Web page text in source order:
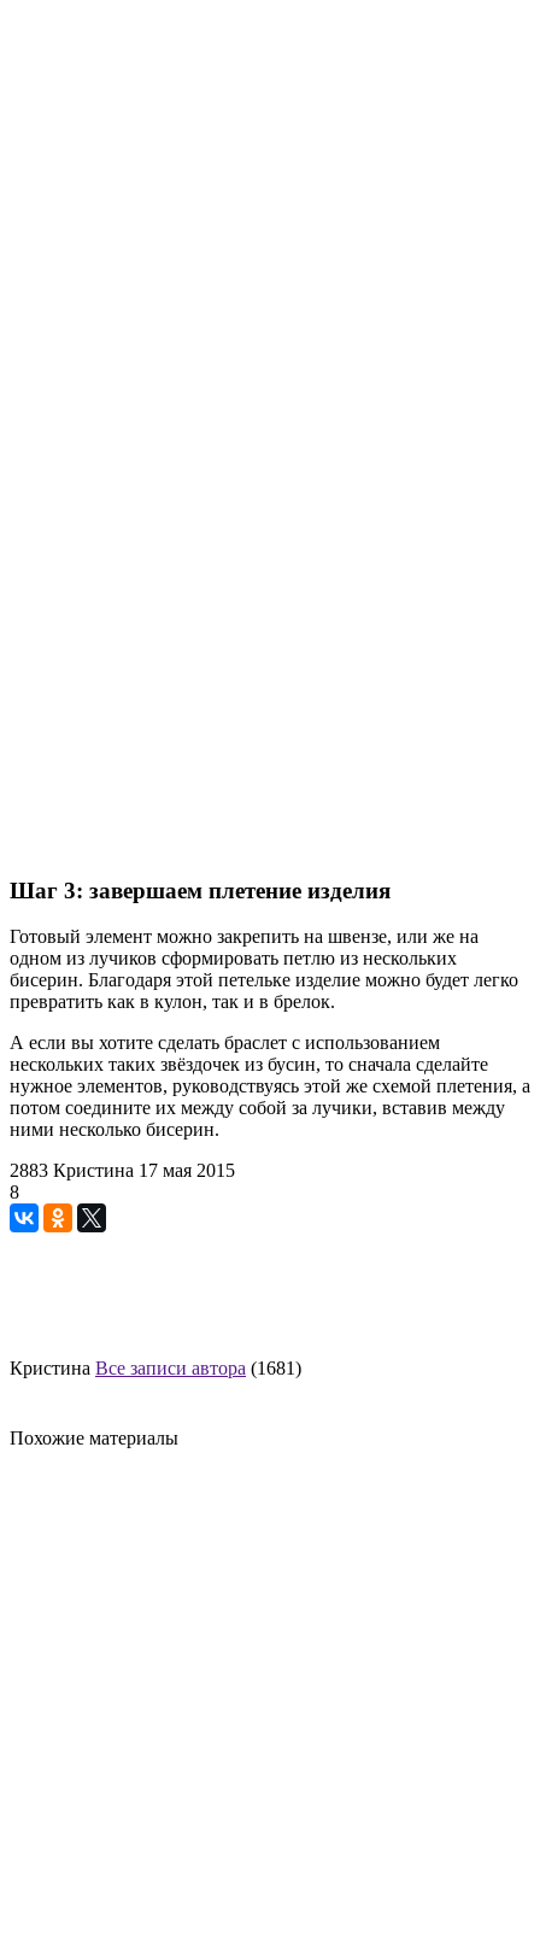
Шаг 3: завершаем плетение изделия
Готовый элемент можно закрепить на швензе, или же на
одном из лучиков сформировать петлю из нескольких
бисерин. Благодаря этой петельке изделие можно будет легко
превратить как в кулон, так и в брелок.
А если вы хотите сделать браслет с использованием
нескольких таких звёздочек из бусин, то сначала сделайте
нужное элементов, руководствуясь этой же схемой плетения, а
потом соедините их между собой за лучики, вставив между
ними несколько бисерин.
2883 Кристина 17 мая 2015
8
Кристина Все записи автора (1681)
Похожие материалы